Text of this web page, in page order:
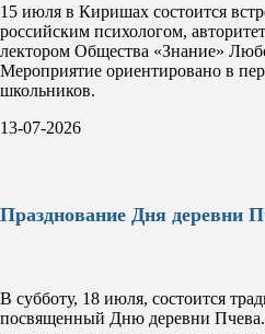
15 июля в Киришах состоится
российским психологом,
лектором Общества «Знание»
Мероприятие ориентировано в
школьников.
13-07-2026
Празднование Дня деревни
В субботу, 18 июля, состоится
посвященный Дню деревни